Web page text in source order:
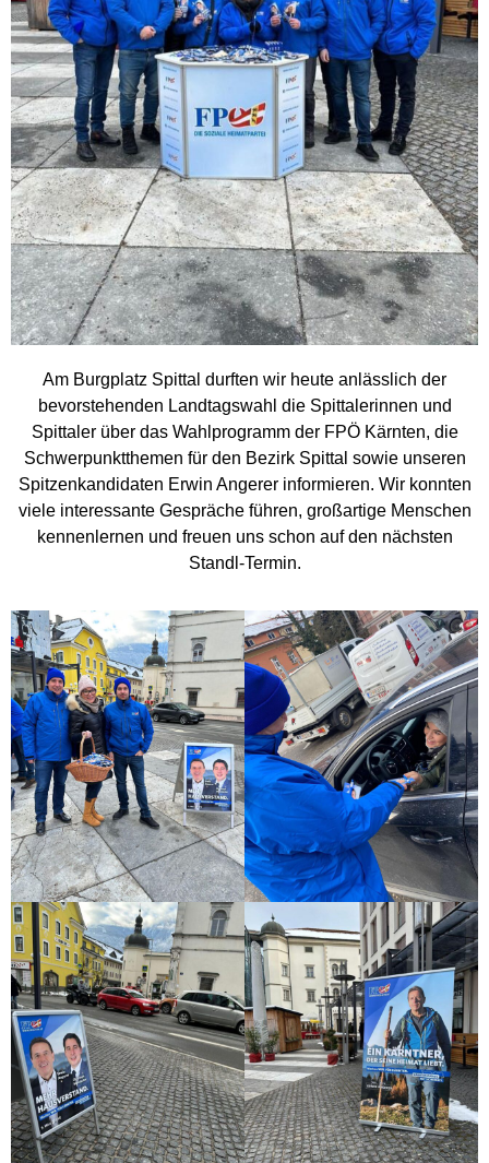
Am Burgplatz Spittal durften wir heute anlässlich der
bevorstehenden Landtagswahl die Spittalerinnen und
Spittaler über das Wahlprogramm der FPÖ Kärnten, die
Schwerpunktthemen für den Bezirk Spittal sowie unseren
Spitzenkandidaten Erwin Angerer informieren. Wir konnten
viele interessante Gespräche führen, großartige Menschen
kennenlernen und freuen uns schon auf den nächsten
Standl-Termin.